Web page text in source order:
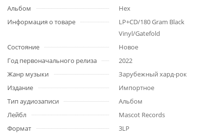
Альбом
Hex
Информация о товаре
LP+CD/180 Gram Black
Vinyl/Gatefold
Состояние
Новое
Год первоначального релиза
2022
Жанр музыки
Зарубежный хард-рок
Издание
Импортное
Тип аудиозаписи
Альбом
Лейбл
Mascot Records
Формат
3LP